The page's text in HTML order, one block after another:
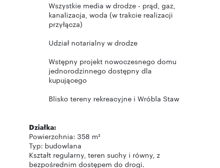
Wszystkie media w drodze - prąd, gaz,
kanalizacja, woda (w trakcie realizacji
przyłącza)
Udział notarialny w drodze
Wstępny projekt nowoczesnego domu
jednorodzinnego dostępny dla
kupującego
Blisko tereny rekreacyjne i Wróbla Staw
Działka:
Powierzchnia: 358 m²
Typ: budowlana
Kształt regularny, teren suchy i równy, z
bezpośrednim dostępem do drogi.